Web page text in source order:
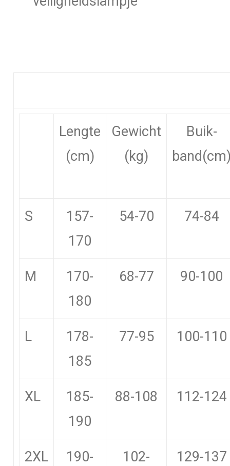
Lengte
(cm)
Gewicht
(kg)
Buik-
S
157-
170
54-70 74-84
M
170-
180
68-77 90-100
L
178-
185
77-95 100-110
XL
185-
190
88-108 112-124
2XL
190-
102-
129-137